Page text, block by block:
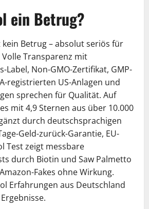
ein Betrug?
Betrug – absolut seriös für
Transparenz mit
Label, Non-GMO-Zertifikat, GMP-
registrierten US-Anlagen und
sprechen für Qualität. Auf
mit 4,9 Sternen aus über 10.000
durch deutschsprachigen
Geld-zurück-Garantie, EU-
Test zeigt messbare
durch Biotin und Saw Palmetto
Fakes ohne Wirkung.
Erfahrungen aus Deutschland